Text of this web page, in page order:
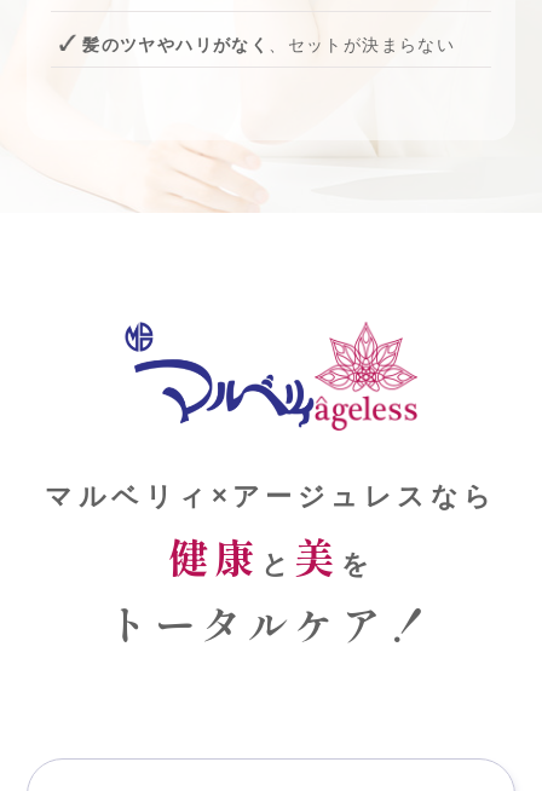
髪のツヤやハリがなく 、セットが決まらない
マルベリィ×アージュレスなら
健康 と 美 を
トータルケア！